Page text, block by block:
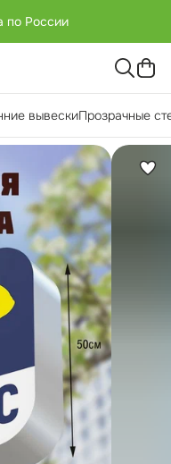
по России
по России
вывескиПрозрачные